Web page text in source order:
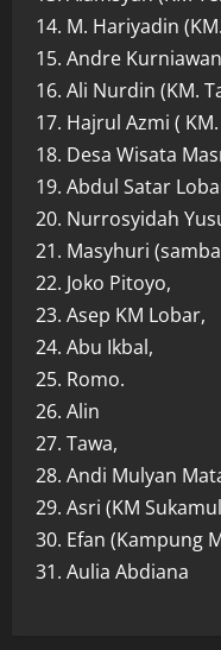
14. M. Hariyadin
15. Andre
16. Ali Nurdin (KM.
17. Hajrul Azmi (
18. Desa Wisata
19. Abdul Satar
20. Nurrosyidah
21. Masyhuri
22. Joko Pitoyo,
23. Asep KM Lobar,
24. Abu Ikbal,
25. Romo.
26. Alin
27. Tawa,
28. Andi Mulyan
29. Asri (KM
30. Efan (Kampung
31. Aulia Abdiana